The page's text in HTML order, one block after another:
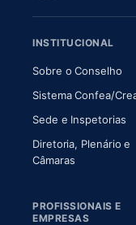
INSTITUCIONAL
Sobre o Conselho
Sistema Confea/
Sede e Inspetorias
Diretoria, Plenário e
Câmaras(abre em
PROFISSIONAIS E
EMPRESAS